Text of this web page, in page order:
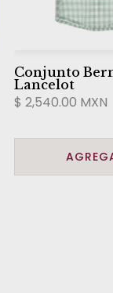
Conjunto
Lancelot
$ 2,540.00 MXN